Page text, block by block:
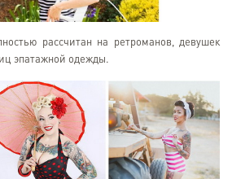
рассчитан на ретроманов, девушек
эпатажной одежды.